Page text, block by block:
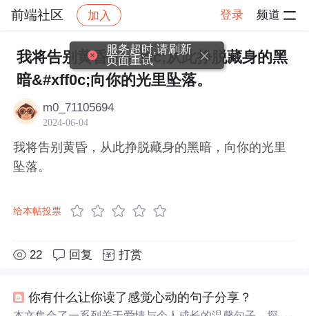
前端社区 加入 登录 频道
社区 前端社区 感慨 帖子详情
我将告别黄昏&#xff0c;从此挣脱藏身的黑
暗&#xff0c;向你的光里坠落。
m0_71105694
2024-06-04
我将告别黄昏，从此挣脱藏身的黑暗，向你的光里
坠落。
给本帖投票
22 回复 打赏
你有什么让你读了感觉心动的句子分享？
服务超时,请刷新
页面重试